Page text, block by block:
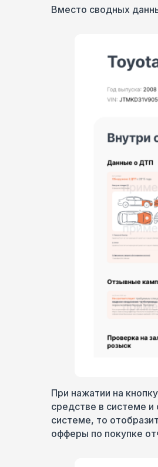
Вместо сводных
При нажатии на
средстве в системе и
системе, то
офферы по покупке